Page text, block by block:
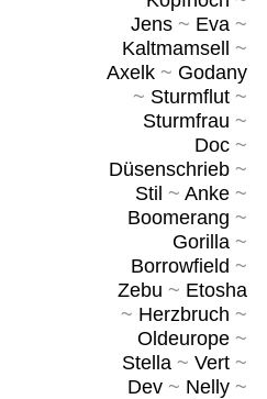
Jens~ Eva~
Kaltmamsell
~
Axelk~ Godany
~ Sturmflut~
Sturmfrau ~
Doc~
Düsenschrieb~
Stil ~ Anke~
Boomerang ~
Gorilla~
Borrowfield ~
Zebu ~ Etosha
~ Herzbruch ~
Oldeurope~
Stella~ Vert~
Dev~ Nelly~